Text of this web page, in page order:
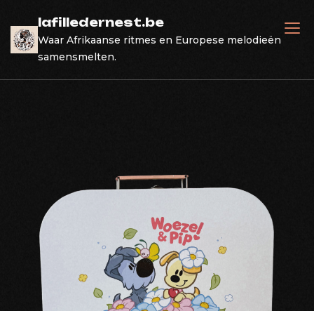
content
lafilledernest.be
Waar Afrikaanse ritmes en Europese melodieën
samensmelten.